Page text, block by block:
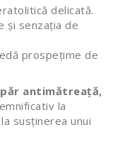
delicată.
și senzația de
prospețime de
păr antimătreață,
la
susținerea unui